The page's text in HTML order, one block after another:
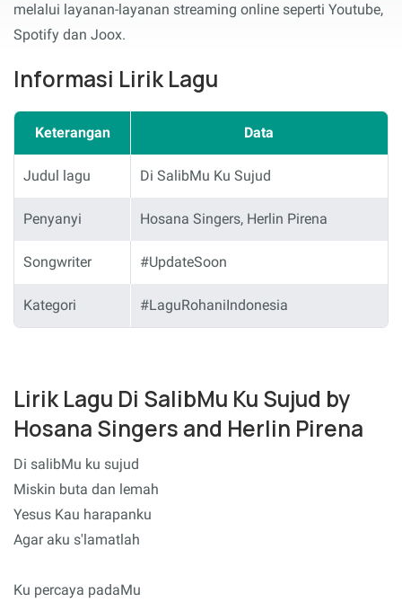
melalui layanan-layanan streaming online seperti Youtube,
Spotify dan Joox.
Informasi Lirik Lagu
Keterangan Data
Judul lagu Di SalibMu Ku Sujud
Penyanyi Hosana Singers, Herlin Pirena
Songwriter #UpdateSoon
Kategori #LaguRohaniIndonesia
Lirik Lagu Di SalibMu Ku Sujud by
Hosana Singers and Herlin Pirena
Di salibMu ku sujud
Miskin buta dan lemah
Yesus Kau harapanku
Agar aku s'lamatlah
Ku percaya padaMu